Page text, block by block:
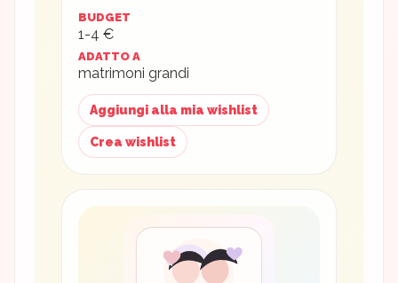
BUDGET
1-4 €
ADATTO A
matrimoni grandi
Aggiungi alla mia wishlist
Crea wishlist